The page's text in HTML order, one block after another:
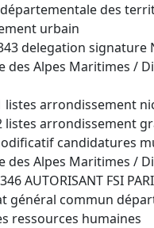
des
urbain
delegation signature
des Alpes Maritimes /
listes arrondissement
listes arrondissement
candidatures
des Alpes Maritimes /
AUTORISANT FSI
général commun
ressources humaines